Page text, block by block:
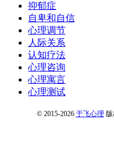
抑郁症
自卑和自信
心理调节
人际关系
认知疗法
心理咨询
心理寓言
心理测试
© 2015-2026 于飞心理